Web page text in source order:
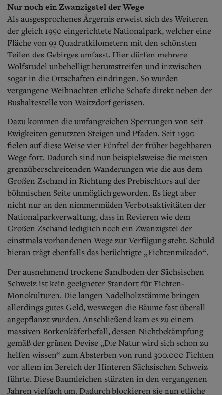
Nur noch ein Zwanzigstel der Wege
Als ausgesprochenes Ärgernis erweist sich des Weiteren
der gleich 1990 eingerichtete Nationalpark, welcher eine
Fläche von 93 Quadratkilometern mit den schönsten
Teilen des Gebirges umfasst. Hier dürfen mehrere
Wolfsrudel unbehelligt herumstreifen und inzwischen
sogar in die Ortschaften eindringen. So wurden
vergangene Weihnachten etliche Schafe direkt neben der
Bushaltestelle von Waitzdorf gerissen.
Dazu kommen die umfangreichen Sperrungen von seit
Ewigkeiten genutzten Steigen und Pfaden. Seit 1990
fielen auf diese Weise vier Fünftel der früher begehbaren
Wege fort. Dadurch sind nun beispielsweise die meisten
grenzüberschreitenden Wanderungen wie die aus dem
Großen Zschand in Richtung des Prebischtors auf der
böhmischen Seite unmöglich geworden. Es liegt aber
nicht nur an den nimmermüden Verbotsaktivitäten der
Nationalparkverwaltung, dass in Revieren wie dem
Großen Zschand lediglich noch ein Zwanzigstel der
einstmals vorhandenen Wege zur Verfügung steht. Schuld
hieran trägt ebenfalls das berüchtigte „Fichtenmikado“.
Der ausnehmend trockene Sandboden der Sächsischen
Schweiz ist kein geeigneter Standort für Fichten-
Monokulturen. Die langen Nadelholzstämme bringen
allerdings gutes Geld, weswegen die Bäume fast überall
angepflanzt wurden. Anschließend kam es zu einem
massiven Borkenkäferbefall, dessen Nichtbekämpfung
gemäß der grünen Devise „Die Natur wird sich schon zu
helfen wissen“ zum Absterben von rund 300.000 Fichten
vor allem im Bereich der Hinteren Sächsischen Schweiz
führte. Diese Baumleichen stürzten in den vergangenen
Jahren vielfach um. Dadurch blockieren sie nun etliche